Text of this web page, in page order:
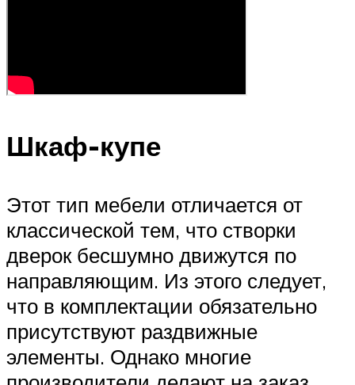
Шкаф-купе
Этот тип мебели отличается от
классической тем, что створки
дверок бесшумно движутся по
направляющим. Из этого следует,
что в комплектации обязательно
присутствуют раздвижные
элементы. Однако многие